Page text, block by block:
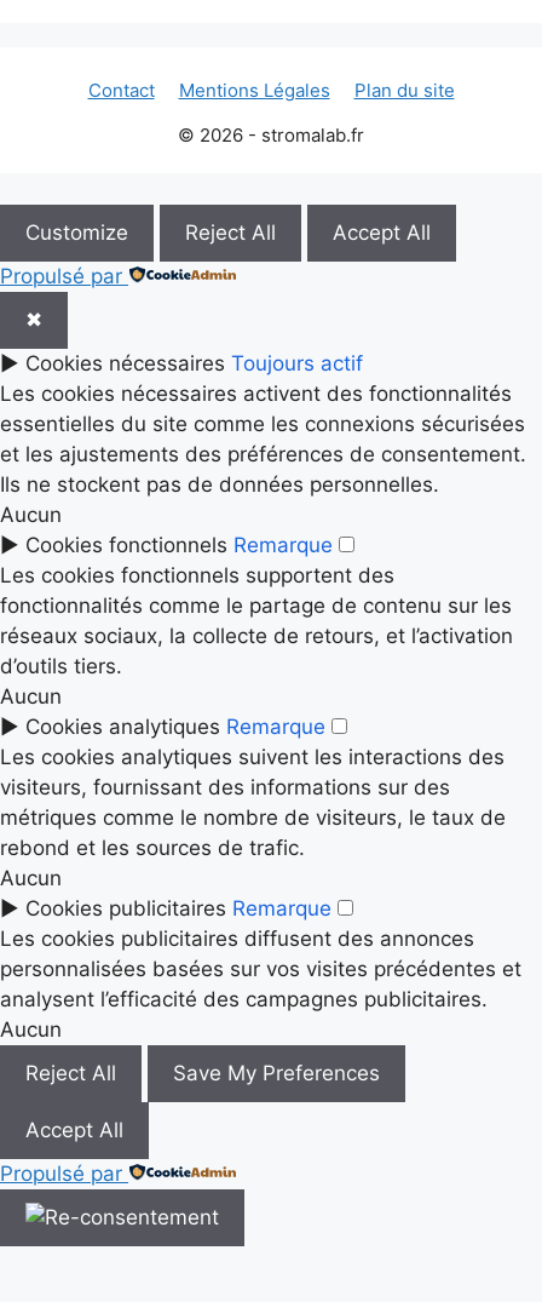
Contact Mentions Légales
Plan du site
© 2026 - stromalab.fr
Customize Reject All
Accept All
Propulsé par
✖
► Cookies nécessaires Toujours actif
Les cookies nécessaires activent des fonctionnalités
essentielles du site comme les connexions sécurisées
et les ajustements des préférences de consentement.
Ils ne stockent pas de données personnelles.
Aucun
► Cookies fonctionnels Remarque
Les cookies fonctionnels supportent des
fonctionnalités comme le partage de contenu sur les
réseaux sociaux, la collecte de retours, et l’activation
d’outils tiers.
Aucun
► Cookies analytiques Remarque
Les cookies analytiques suivent les interactions des
visiteurs, fournissant des informations sur des
métriques comme le nombre de visiteurs, le taux de
rebond et les sources de trafic.
Aucun
► Cookies publicitaires Remarque
Les cookies publicitaires diffusent des annonces
personnalisées basées sur vos visites précédentes et
analysent l’efficacité des campagnes publicitaires.
Aucun
Reject All
Save My Preferences
Accept All
Propulsé par